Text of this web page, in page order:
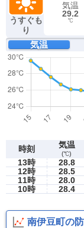
うすぐも
り
気温
29.2
℃
気温
時刻 気温
(℃)
13時 28.8
12時
28.5
11時
28.0
10時
28.4
南伊豆町の